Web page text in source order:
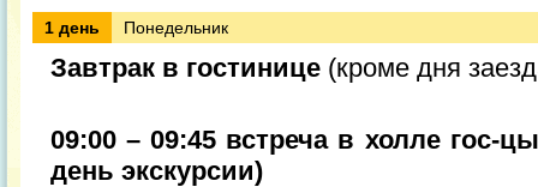
1 день Понедельник
Завтрак в гостинице (кроме дня
09:00 – 09:45 встреча в холле гос-
день экскурсии)